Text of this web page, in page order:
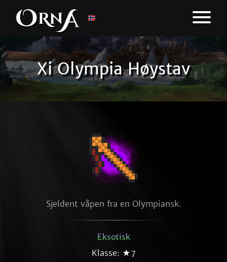
Xi Olympia Høystav
Sjeldent våpen fra en Olympiansk.
Eksotisk
Klasse: ★7